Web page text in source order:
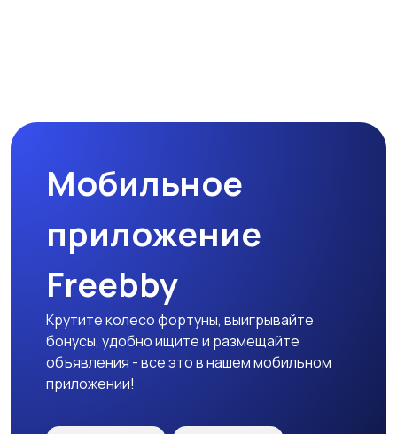
Мобильное
приложение
Freebby
Крутите колесо фортуны, выигрывайте
бонусы, удобно ищите и размещайте
объявления - все это в нашем мобильном
приложении!